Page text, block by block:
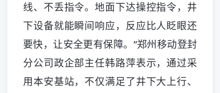
线、不丢指令。地面下达操控指令，井
下设备就能瞬间响应，反应比人眨眼还
要快，让安全更有保障。”郑州移动登封
分公司政企部主任韩路萍表示，通过采
用本安基站，不仅满足了井下大上行、